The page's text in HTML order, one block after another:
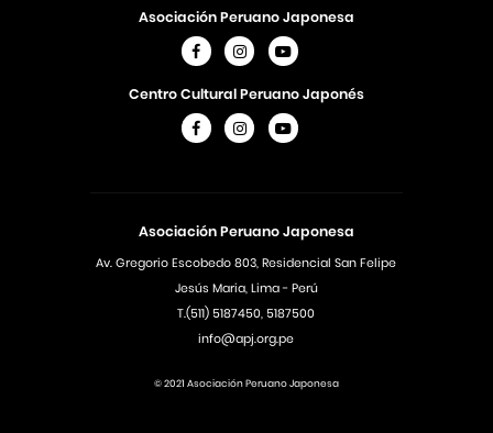
Asociación Peruano Japonesa
Av. Gregorio Escobedo 803, Residencial San Felipe
Jesús Maria, Lima - Perú
T.(511) 5187450, 5187500
info@apj.org.pe
Asociación Peruano Japonesa
Centro Cultural Peruano Japonés
© 2021 Asociación Peruano Japonesa